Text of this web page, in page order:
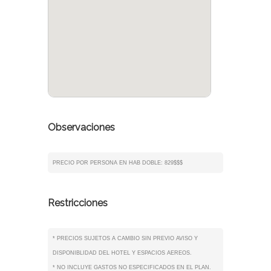
Observaciones
PRECIO POR PERSONA EN HAB DOBLE: 829$$$
Restricciones
* PRECIOS SUJETOS A CAMBIO SIN PREVIO AVISO Y
DISPONIBLIDAD DEL HOTEL Y ESPACIOS AEREOS.
* NO INCLUYE GASTOS NO ESPECIFICADOS EN EL PLAN.